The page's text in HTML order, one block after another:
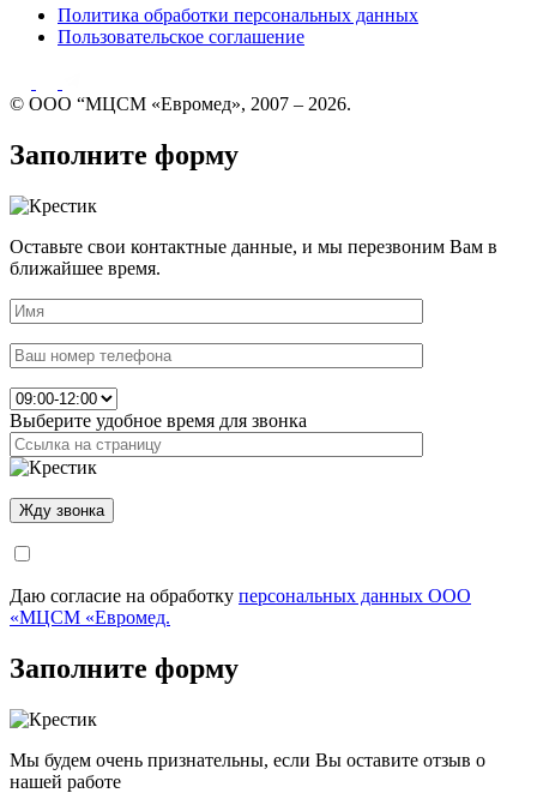
Политика обработки персональных данных
Пользовательское соглашение
© ООО “МЦСМ «Евромед», 2007 – 2026.
Заполните форму
Оставьте свои контактные данные, и мы перезвоним Вам в
ближайшее время.
Выберите удобное время для звонка
Даю согласие на обработку персональных данных ООО
«МЦСМ «Евромед.
Заполните форму
Мы будем очень признательны, если Вы оставите отзыв о
нашей работе